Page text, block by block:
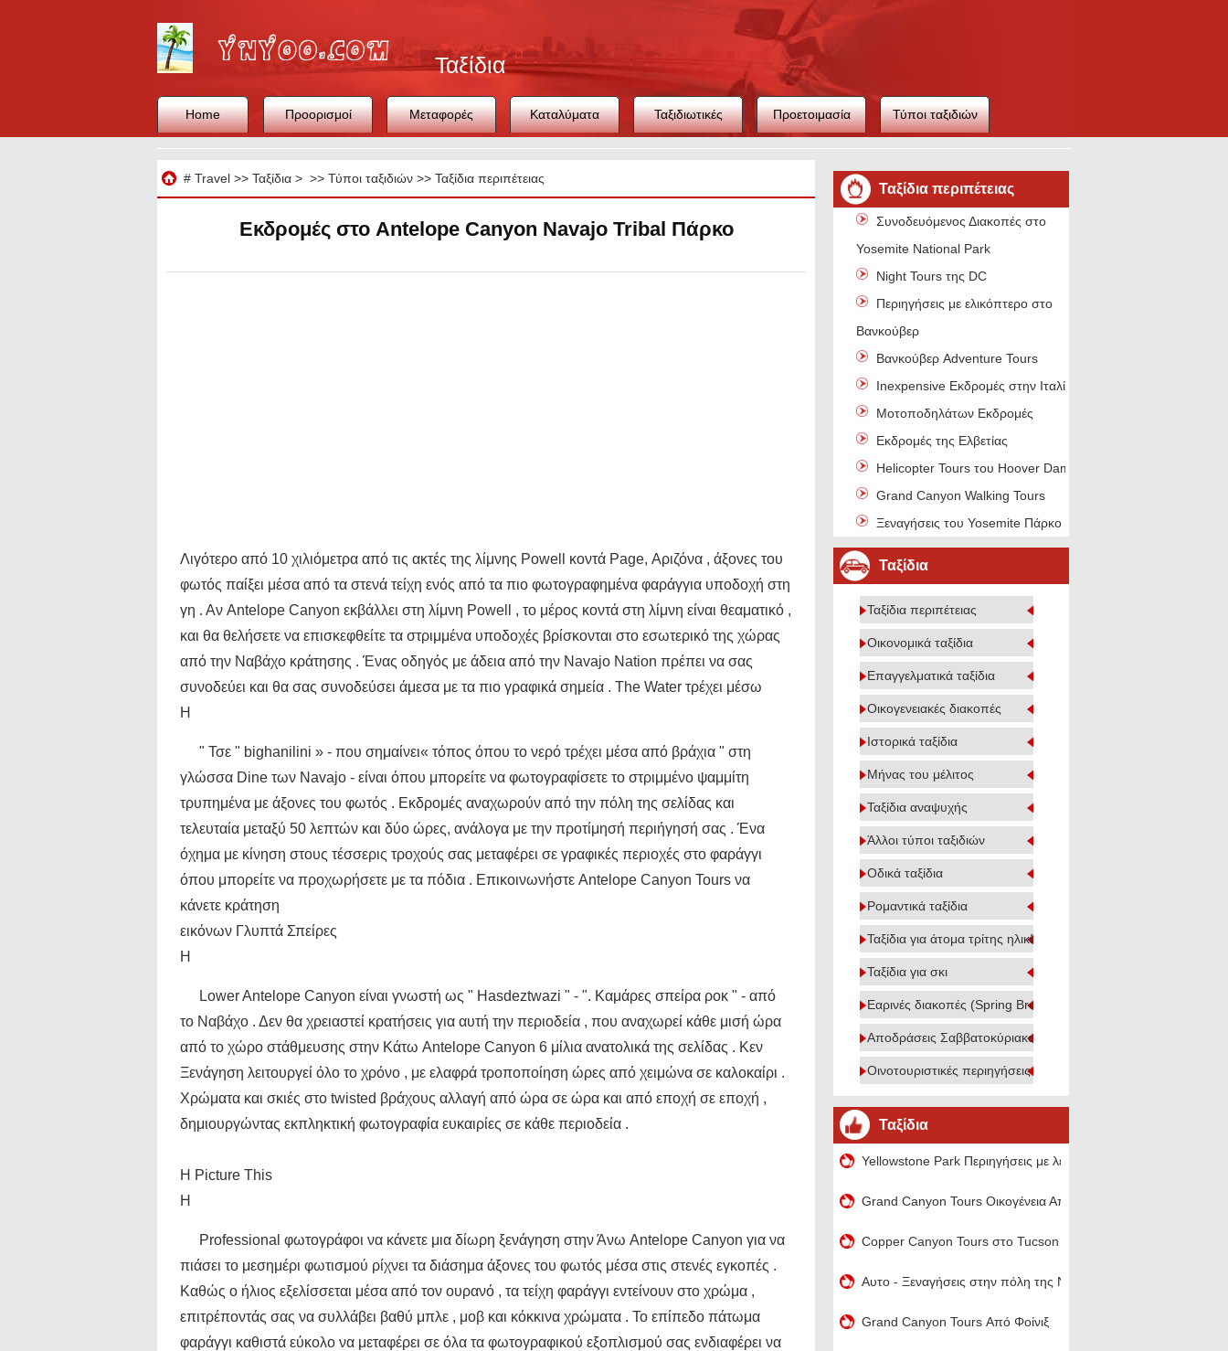
Ταξίδια
Home Προορισμοί Μεταφορές Καταλύματα Ταξιδιωτικές Προετοιμασία Τύποι ταξιδιών
# Travel>> Ταξίδια> >> Τύποι ταξιδιών>> Ταξίδια περιπέτειας
Εκδρομές στο Antelope Canyon Navajo Tribal Πάρκο
Λιγότερο από 10 χιλιόμετρα από τις ακτές της λίμνης Powell κοντά Page, Αριζόνα , άξονες του
φωτός παίξει μέσα από τα στενά τείχη ενός από τα πιο φωτογραφημένα φαράγγια υποδοχή στη
γη . Αν Antelope Canyon εκβάλλει στη λίμνη Powell , το μέρος κοντά στη λίμνη είναι θεαματικό ,
και θα θελήσετε να επισκεφθείτε τα στριμμένα υποδοχές βρίσκονται στο εσωτερικό της χώρας
από την Ναβάχο κράτησης . Ένας οδηγός με άδεια από την Navajo Nation πρέπει να σας
συνοδεύει και θα σας συνοδεύσει άμεσα με τα πιο γραφικά σημεία . The Water τρέχει μέσω
Η
" Τσε " bighanilini » - που σημαίνει« τόπος όπου το νερό τρέχει μέσα από βράχια " στη
γλώσσα Dine των Navajo - είναι όπου μπορείτε να φωτογραφίσετε το στριμμένο ψαμμίτη
τρυπημένα με άξονες του φωτός . Εκδρομές αναχωρούν από την πόλη της σελίδας και
τελευταία μεταξύ 50 λεπτών και δύο ώρες, ανάλογα με την προτίμησή περιήγησή σας . Ένα
όχημα με κίνηση στους τέσσερις τροχούς σας μεταφέρει σε γραφικές περιοχές στο φαράγγι
όπου μπορείτε να προχωρήσετε με τα πόδια . Επικοινωνήστε Antelope Canyon Tours να
κάνετε κράτηση
εικόνων Γλυπτά Σπείρες
Η
Lower Antelope Canyon είναι γνωστή ως " Hasdeztwazi " - ". Καμάρες σπείρα ροκ " - από
το Ναβάχο . Δεν θα χρειαστεί κρατήσεις για αυτή την περιοδεία , που αναχωρεί κάθε μισή ώρα
από το χώρο στάθμευσης στην Κάτω Antelope Canyon 6 μίλια ανατολικά της σελίδας . Κεν
Ξενάγηση λειτουργεί όλο το χρόνο , με ελαφρά τροποποίηση ώρες από χειμώνα σε καλοκαίρι .
Χρώματα και σκιές στο twisted βράχους αλλαγή από ώρα σε ώρα και από εποχή σε εποχή ,
δημιουργώντας εκπληκτική φωτογραφία ευκαιρίες σε κάθε περιοδεία .
Η Picture This
Η
Professional φωτογράφοι να κάνετε μια δίωρη ξενάγηση στην Άνω Antelope Canyon για να
πιάσει το μεσημέρι φωτισμού ρίχνει τα διάσημα άξονες του φωτός μέσα στις στενές εγκοπές .
Καθώς ο ήλιος εξελίσσεται μέσα από τον ουρανό , τα τείχη φαράγγι εντείνουν στο χρώμα ,
επιτρέποντάς σας να συλλάβει βαθύ μπλε , μοβ και κόκκινα χρώματα . Το επίπεδο πάτωμα
φαράγγι καθιστά εύκολο να μεταφέρει σε όλα τα φωτογραφικού εξοπλισμού σας ενδιαφέρει να
Ταξίδια περιπέτειας
Συνοδευόμενος Διακοπές στο
Yosemite National Park
Night Tours της DC
Περιηγήσεις με ελικόπτερο στο
Βανκούβερ
Βανκούβερ Adventure Tours
Inexpensive Εκδρομές στην Ιταλία
Μοτοποδηλάτων Εκδρομές
Εκδρομές της Ελβετίας
Helicopter Tours του Hoover Dam
Grand Canyon Walking Tours
Ξεναγήσεις του Yosemite Πάρκο
Ταξίδια
Ταξίδια περιπέτειας
Οικονομικά ταξίδια
Επαγγελματικά ταξίδια
Οικογενειακές διακοπές
Ιστορικά ταξίδια
Μήνας του μέλιτος
Ταξίδια αναψυχής
Άλλοι τύποι ταξιδιών
Οδικά ταξίδια
Ρομαντικά ταξίδια
Ταξίδια για άτομα τρίτης ηλικίας
Ταξίδια για σκι
Εαρινές διακοπές (Spring Break)
Αποδράσεις Σαββατοκύριακου
Οινοτουριστικές περιηγήσεις
Ταξίδια
Yellowstone Park Περιηγήσεις με λεωφορείο Από το Ντένβερ
Grand Canyon Tours Οικογένεια Από την Καλιφόρνια
Copper Canyon Tours στο Tucson
Αυτο - Ξεναγήσεις στην πόλη της Νέας Υόρκης
Grand Canyon Tours Από Φοίνιξ